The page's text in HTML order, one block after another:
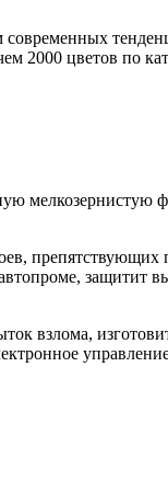
цветов по
мелкозернистую
защитит
взлома,